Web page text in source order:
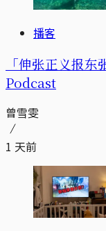
播客
「伸张正义报
Podcast
曾雪雯
1 天前